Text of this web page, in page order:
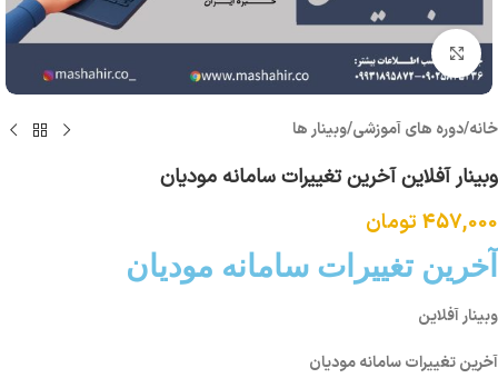
برای بزرگنمایی کلیک کنید
خانه/دوره های آموزشی/وبینار ها
وبینار آفلاین آخرین تغییرات سامانه مودیان
457,000 تومان
آخرین تغییرات سامانه مودیان
وبینار آفلاین
آخرین تغییرات سامانه مودیان